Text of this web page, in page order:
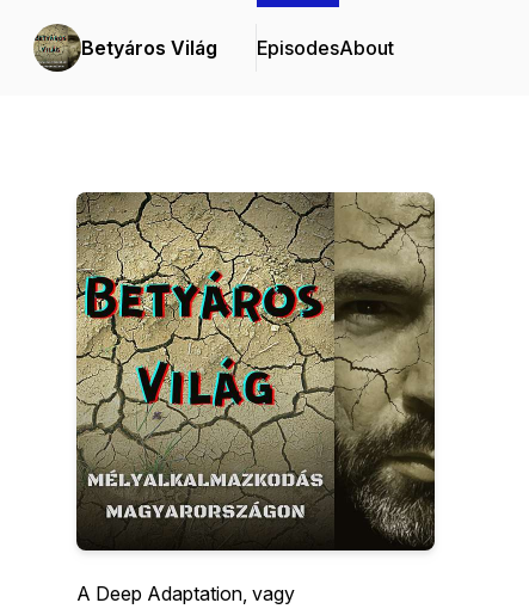
Betyáros Világ EpisodesAbout
A Deep Adaptation, vagy